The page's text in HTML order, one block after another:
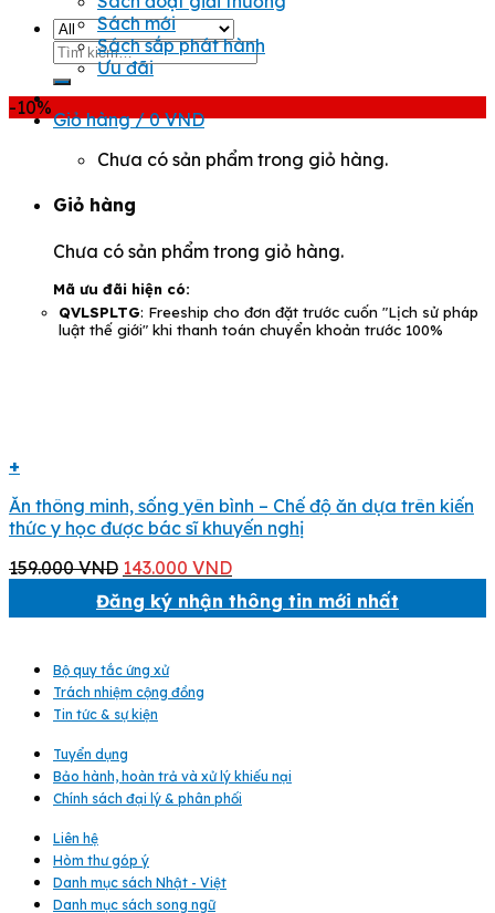
Tìm
kiếm:
Giỏ hàng /0VND
Chưa có sản phẩm trong giỏ hàng.
Giỏ hàng
Chưa có sản phẩm trong giỏ hàng.
Mã ưu đãi hiện có:
QVLSPLTG: Freeship cho đơn đặt trước cuốn "Lịch sử pháp
luật thế giới" khi thanh toán chuyển khoản trước 100%
Sách mới
Sách sắp phát hành
Ưu đãi
-10%
+
Ăn thông minh, sống yên bình – Chế độ ăn dựa trên kiến
thức y học được bác sĩ khuyến nghị
159.000VND Giá
gốc
là:
143.000 VNDGiá
hiện
tại
Đăng ký nhận thông tin mới nhất
Bộ quy tắc ứng xử
Trách nhiệm cộng đồng
Tin tức & sự kiện
Tuyển dụng
Bảo hành, hoàn trả và xử lý khiếu nại
Chính sách đại lý & phân phối
Liên hệ
Hòm thư góp ý
Danh mục sách Nhật - Việt
Danh mục sách song ngữ